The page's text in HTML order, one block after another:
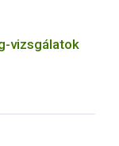
vizsgálatok